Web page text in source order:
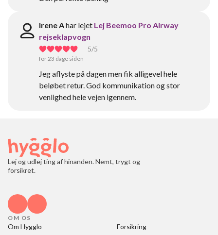
Irene Ahar lejet Lej Beemoo Pro Airway
rejseklapvogn
5/5
for 23 dage siden
Jeg aflyste på dagen men fik alligevel hele
beløbet retur. God kommunikation og stor
venlighed hele vejen igennem.
Lej og udlej ting af hinanden. Nemt, trygt og
forsikret.
OM OS
Om Hygglo Forsikring